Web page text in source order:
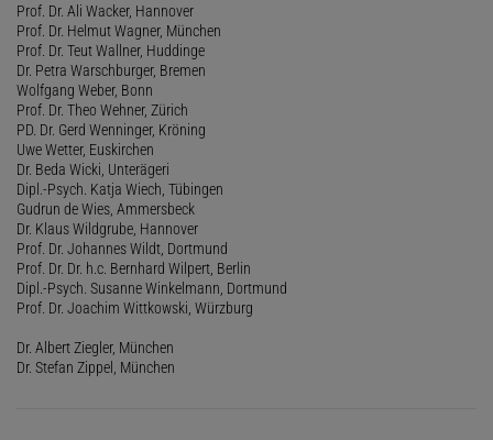
Prof. Dr. Ali Wacker, Hannover
Prof. Dr. Helmut Wagner, München
Prof. Dr. Teut Wallner, Huddinge
Dr. Petra Warschburger, Bremen
Wolfgang Weber, Bonn
Prof. Dr. Theo Wehner, Zürich
PD. Dr. Gerd Wenninger, Kröning
Uwe Wetter, Euskirchen
Dr. Beda Wicki, Unterägeri
Dipl.-Psych. Katja Wiech, Tübingen
Gudrun de Wies, Ammersbeck
Dr. Klaus Wildgrube, Hannover
Prof. Dr. Johannes Wildt, Dortmund
Prof. Dr. Dr. h.c. Bernhard Wilpert, Berlin
Dipl.-Psych. Susanne Winkelmann, Dortmund
Prof. Dr. Joachim Wittkowski, Würzburg
Dr. Albert Ziegler, München
Dr. Stefan Zippel, München